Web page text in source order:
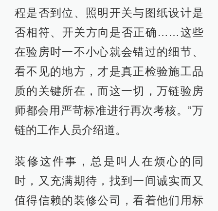
程是否到位、照明开关与图纸设计是
否相符、开关方向是否正确……这些
在验房时一不小心就会错过的细节、
看不见的地方，才是真正检验施工品
质的关键所在，而这一切，万链验房
师都会用严苛标准进行再次考核。”万
链的工作人员介绍道。
装修这件事，总是叫人在烦心的同
时，又充满期待，找到一间诚实而又
值得信赖的装修公司，看着他们用标